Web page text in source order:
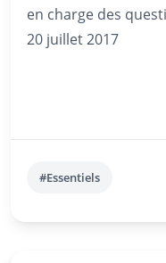
en charge des
20 juillet 2017
#Essentiels